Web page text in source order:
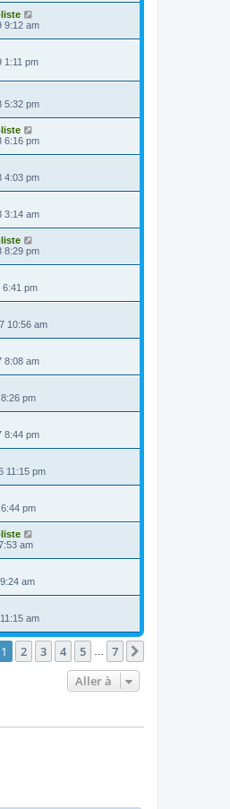
9:12 am
1:11 pm
5:32 pm
6:16 pm
4:03 pm
3:14 am
8:29 pm
6:41 pm
10:56 am
8:08 am
pm
8:44 pm
11:15 pm
pm
am
am
am
sur7
1 2 3 4 5 7
Aller à